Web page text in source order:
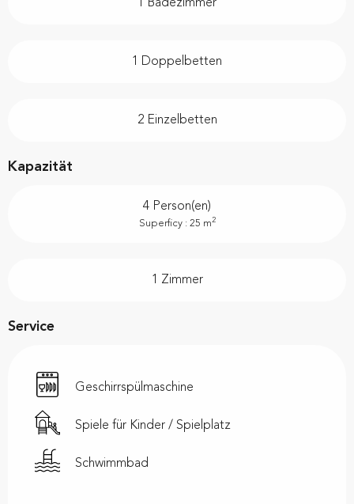
1 Badezimmer
1 Doppelbetten
2 Einzelbetten
Kapazität
4 Person(en)
Superficy : 25 m 2
1 Zimmer
Service
Geschirrspülmaschine
Spiele für Kinder / Spielplatz
Schwimmbad